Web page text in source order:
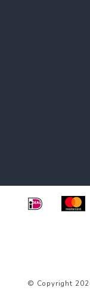
© Copyright